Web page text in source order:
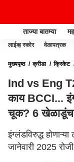
ताज्या बातम्या
लाईव्ह स्कोर वेळापत्रक
मुख्यपृष्ठ क्रीडा क्रिकेट
Ind vs Eng
काय BCCI...
चूक? 6
इंग्लंडविरुद्ध
जानेवारी 2025